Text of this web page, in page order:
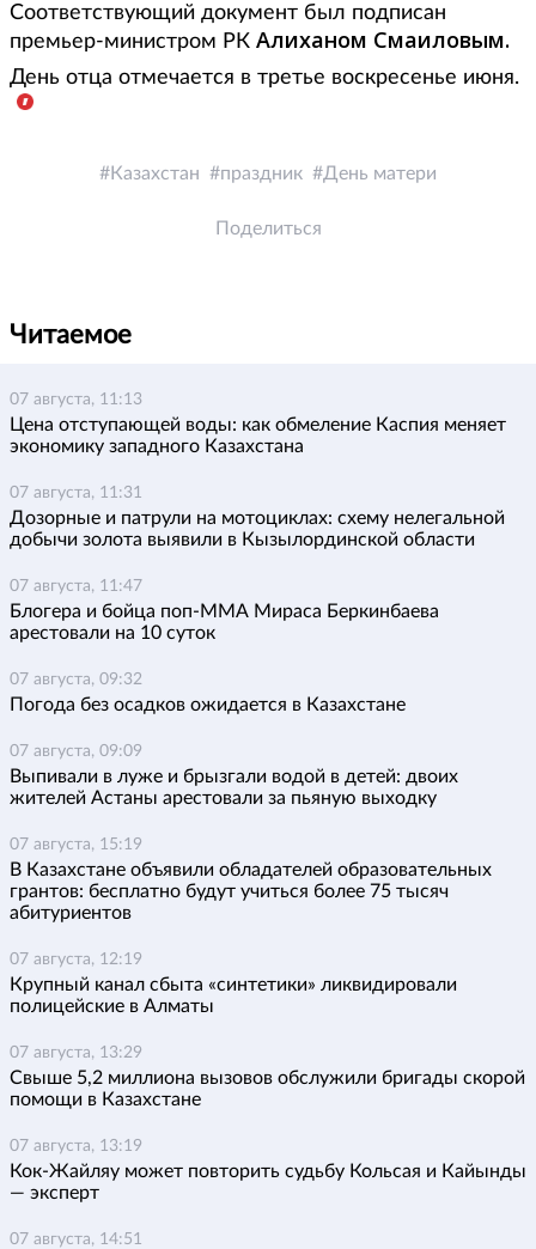
Соответствующий документ был подписан
премьер-министром РК Алиханом Смаиловым.
День отца отмечается в третье воскресенье июня.
Казахстан праздник День матери
Поделиться
Читаемое
07 августа, 11:13
Цена отступающей воды: как обмеление Каспия меняет
экономику западного Казахстана
07 августа, 11:31
Дозорные и патрули на мотоциклах: схему нелегальной
добычи золота выявили в Кызылординской области
07 августа, 11:47
Блогера и бойца поп-ММА Мираса Беркинбаева
арестовали на 10 суток
07 августа, 09:32
Погода без осадков ожидается в Казахстане
07 августа, 09:09
Выпивали в луже и брызгали водой в детей: двоих
жителей Астаны арестовали за пьяную выходку
07 августа, 15:19
В Казахстане объявили обладателей образовательных
грантов: бесплатно будут учиться более 75 тысяч
абитуриентов
07 августа, 12:19
Крупный канал сбыта «синтетики» ликвидировали
полицейские в Алматы
07 августа, 13:29
Свыше 5,2 миллиона вызовов обслужили бригады скорой
помощи в Казахстане
07 августа, 13:19
Кок-Жайляу может повторить судьбу Кольсая и Кайынды
— эксперт
07 августа, 14:51